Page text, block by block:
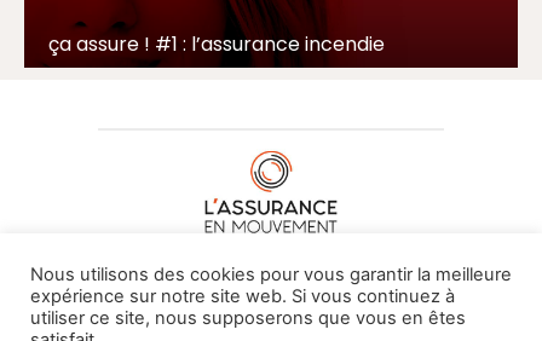
ça assure ! #1 : l’assurance incendie
À PROPOS DE NOUS•CONTACT
Nous utilisons des cookies pour vous garantir la meilleure
expérience sur notre site web. Si vous continuez à
utiliser ce site, nous supposerons que vous en êtes